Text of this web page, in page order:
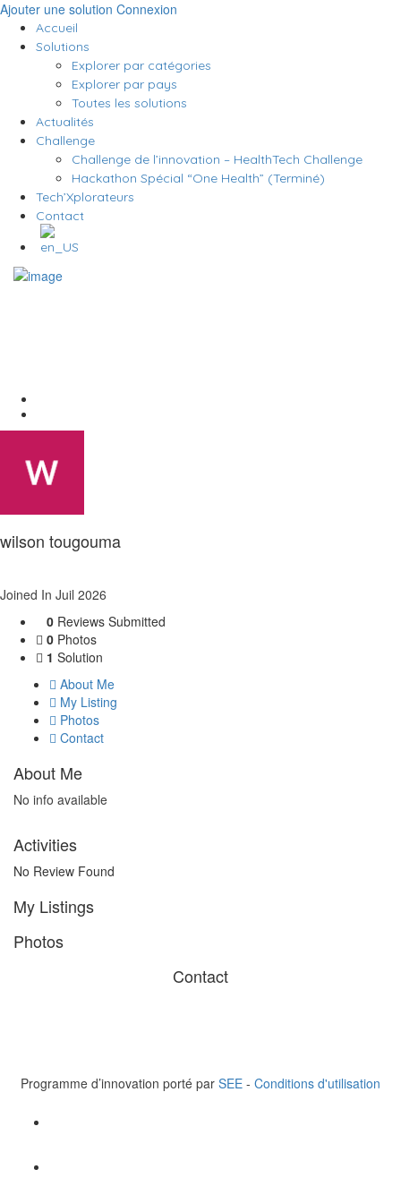
Ajouter une solution Connexion
Accueil
Solutions
Explorer par catégories
Explorer par pays
Toutes les solutions
Actualités
Challenge
Challenge de l’innovation – HealthTech Challenge
Hackathon Spécial “One Health” (Terminé)
Tech’Xplorateurs
Contact
wilson tougouma
Joined In Juil 2026
0 Reviews Submitted
0 Photos
1 Solution
About Me
My Listing
Photos
Contact
About Me
No info available
Activities
No Review Found
My Listings
Photos
Contact
Programme d’innovation porté par SEE - Conditions d'utilisation